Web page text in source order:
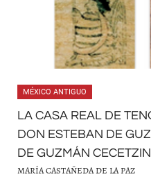
MÉXICO ANTIGUO
LA CASA REAL DE
DON ESTEBAN DE
DE GUZMÁN CECETZIN
MARÍA CASTAÑEDA DE LA PAZ